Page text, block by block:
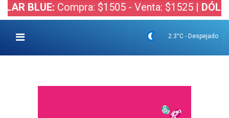
Compra: $1505 - Venta: $1525 |DÓLAR
2.3°C - Despejado